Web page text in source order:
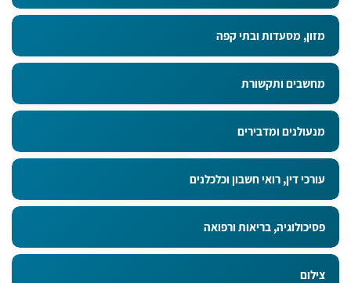
מזון, מסעדות ובתי קפה
מחשבים ותקשורת
מנעולנים ומדבירים
עורכי דין, רואי חשבון וכלכלנים
פסיכולוגיה, בריאות ורפואה
צילום